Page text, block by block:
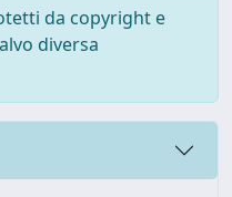
da copyright e
diversa